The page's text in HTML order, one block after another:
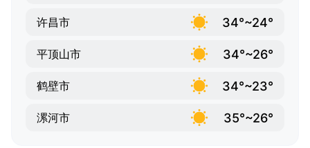
许昌市 34°~24°
平顶山市 34°~26°
鹤壁市 34°~23°
漯河市 35°~26°